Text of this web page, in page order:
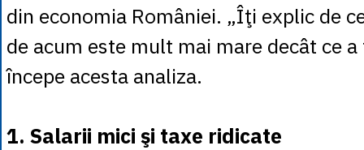
din economia României. „Îţi explic de
de acum este mult mai mare decât ce
începe acesta analiza.
1. Salarii mici şi taxe ridicate